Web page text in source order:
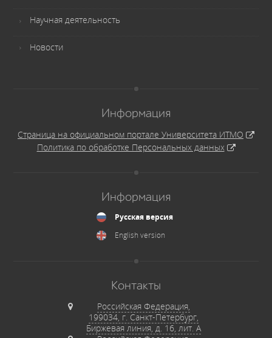
Научная деятельность
Новости
Информация
Страница на официальном портале Университета ИТМО
Политика по обработке Персональных данных
Информация
Русская версия
English version
Контакты
Российская Федерация,
199034, г. Санкт-Петербург,
Биржевая линия, д. 16, лит. А